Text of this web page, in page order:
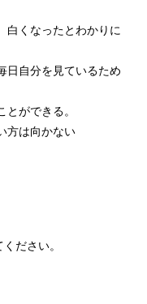
白くなったとわかりに
日自分を見ているため
ができる。
方は向かない
ださい。